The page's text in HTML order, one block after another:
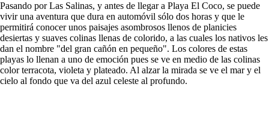
Pasando por Las Salinas, y antes de llegar a Playa El Coco, se puede
vivir una aventura que dura en automóvil sólo dos horas y que le
permitirá conocer unos paisajes asombrosos llenos de planicies
desiertas y suaves colinas llenas de colorido, a las cuales los nativos les
dan el nombre "del gran cañón en pequeño". Los colores de estas
playas lo llenan a uno de emoción pues se ve en medio de las colinas
color terracota, violeta y plateado. Al alzar la mirada se ve el mar y el
cielo al fondo que va del azul celeste al profundo.